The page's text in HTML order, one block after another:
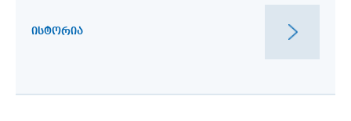
ᲘᲡᲢᲝᲠᲘᲐ